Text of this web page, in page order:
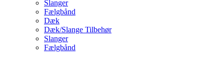
Slanger
Fælgbånd
Dæk
Dæk/Slange Tilbehør
Slanger
Fælgbånd